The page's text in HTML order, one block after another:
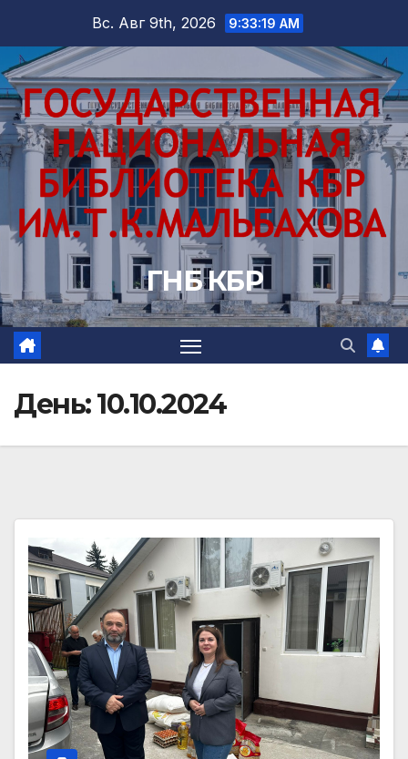
содержимому
Вс. Авг 9th, 2026 9:33:20 AM
ГНБ КБР
День:10.10.2024